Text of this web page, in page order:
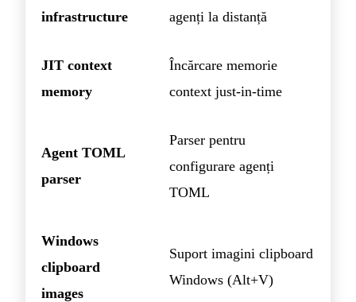
infrastructure
agenți la distanță
JIT context
memory
Încărcare memorie
context just-in-time
Agent TOML
parser
Parser pentru
configurare agenți
TOML
Windows
clipboard
images
Suport imagini clipboard
Windows (Alt+V)